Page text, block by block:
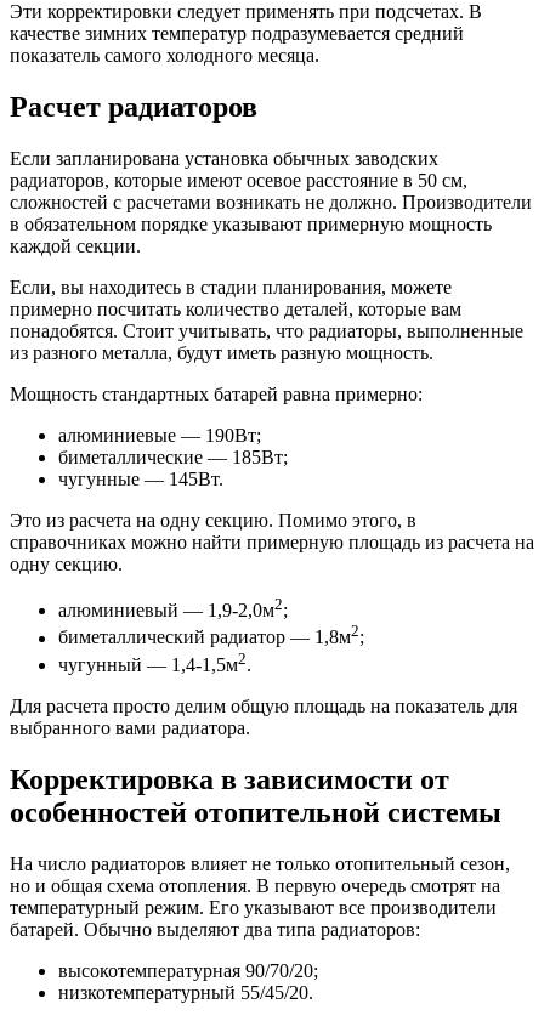
Эти корректировки следует применять при подсчетах. В
качестве зимних температур подразумевается средний
показатель самого холодного месяца.
Расчет радиаторов
Если запланирована установка обычных заводских
радиаторов, которые имеют осевое расстояние в 50 см,
сложностей с расчетами возникать не должно. Производители
в обязательном порядке указывают примерную мощность
каждой секции.
Если, вы находитесь в стадии планирования, можете
примерно посчитать количество деталей, которые вам
понадобятся. Стоит учитывать, что радиаторы, выполненные
из разного металла, будут иметь разную мощность.
Мощность стандартных батарей равна примерно:
алюминиевые — 190Вт;
биметаллические — 185Вт;
чугунные — 145Вт.
Это из расчета на одну секцию. Помимо этого, в
справочниках можно найти примерную площадь из расчета на
одну секцию.
алюминиевый — 1,9-2,0м2;
биметаллический радиатор — 1,8м2;
чугунный — 1,4-1,5м2.
Для расчета просто делим общую площадь на показатель для
выбранного вами радиатора.
Корректировка в зависимости от
особенностей отопительной системы
На число радиаторов влияет не только отопительный сезон,
но и общая схема отопления. В первую очередь смотрят на
температурный режим. Его указывают все производители
батарей. Обычно выделяют два типа радиаторов:
высокотемпературная 90/70/20;
низкотемпературный 55/45/20.